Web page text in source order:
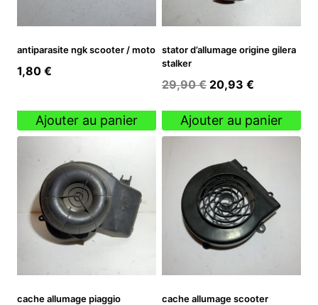
antiparasite ngk scooter / moto
1,80 €
Ajouter au panier
stator d’allumage origine gilera
stalker
29,90€ Le
initial
était :
20,93 €
actuel
est :
Ajouter au panier
cache allumage piaggio
cache allumage scooter